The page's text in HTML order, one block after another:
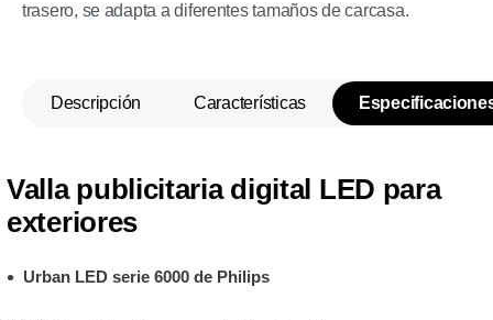
trasero, se adapta a diferentes tamaños de carcasa.
Descripción Características
Valla publicitaria digital LED para
exteriores
Urban LED serie 6000 de Philips